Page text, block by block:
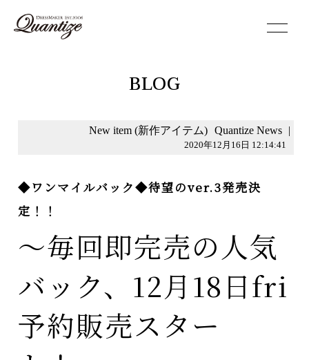
BLOG
New item (新作アイテム) Quantize News |
2020年12月16日 12:14:41
◆ワンマイルバック◆待望のver.3発売決
定！！
〜毎回即完売の人気
バック、12月18日fri
予約販売スター